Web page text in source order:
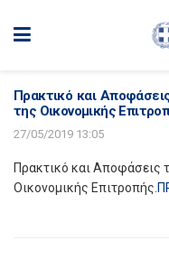
Πρακτικό και
της Οικονομικής
27/05/2019 13:05
Πρακτικό και Αποφάσεις
Οικονομικής Επιτροπής.